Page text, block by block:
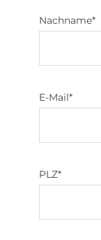
Nachname*
E-Mail*
PLZ*